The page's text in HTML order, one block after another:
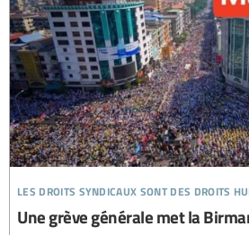
les droits syndicaux sont des droits
Une grève générale met la